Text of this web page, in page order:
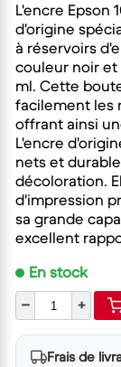
L'encre Epson
d'origine
à réservoirs
couleur noir et
ml. Cette
facilement les
offrant ainsi
L'encre
nets et
décoloration.
d'impression
sa grande
excellent
En stock
–
+
Frais de